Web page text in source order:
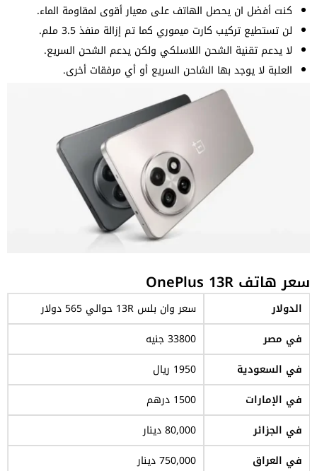
كنت أفضل ان يحصل الهاتف على معيار أقوى لمقاومة الماء.
لن تستطيع تركيب كارت ميموري كما تم إزالة منفذ 3.5 ملم.
لا يدعم تقنية الشحن اللاسلكي ولكن يدعم الشحن السريع.
العلبة لا يوجد بها الشاحن السريع أو أي مرفقات أخرى.
سعر هاتف OnePlus 13R
الدولار
سعر وان بلس 13R حوالي 565 دولار
في مصر
33800 جنيه
في السعودية
1950 ريال
في الإمارات
1500 درهم
في الجزائر
80,000 دينار
في العراق
750,000 دينار